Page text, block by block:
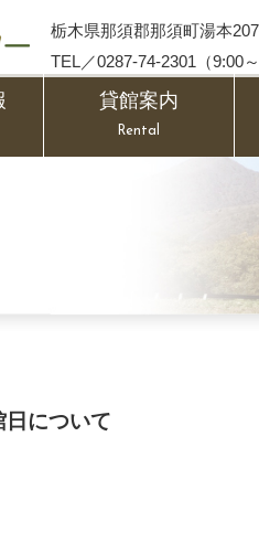
栃木県那須郡那須町湯本
TEL／0287-74-2301（9:00
貸館案内
Rental
日について